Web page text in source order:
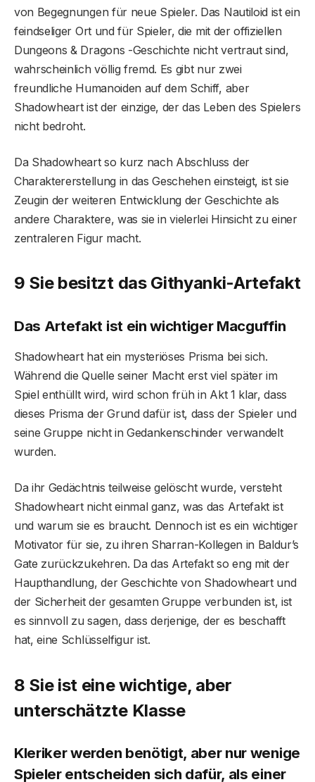
von Begegnungen für neue Spieler. Das Nautiloid ist ein
feindseliger Ort und für Spieler, die mit der offiziellen
Dungeons & Dragons -Geschichte nicht vertraut sind,
wahrscheinlich völlig fremd. Es gibt nur zwei
freundliche Humanoiden auf dem Schiff, aber
Shadowheart ist der einzige, der das Leben des Spielers
nicht bedroht.
Da Shadowheart so kurz nach Abschluss der
Charaktererstellung in das Geschehen einsteigt, ist sie
Zeugin der weiteren Entwicklung der Geschichte als
andere Charaktere, was sie in vielerlei Hinsicht zu einer
zentraleren Figur macht.
9 Sie besitzt das Githyanki-Artefakt
Das Artefakt ist ein wichtiger Macguffin
Shadowheart hat ein mysteriöses Prisma bei sich.
Während die Quelle seiner Macht erst viel später im
Spiel enthüllt wird, wird schon früh in Akt 1 klar, dass
dieses Prisma der Grund dafür ist, dass der Spieler und
seine Gruppe nicht in Gedankenschinder verwandelt
wurden.
Da ihr Gedächtnis teilweise gelöscht wurde, versteht
Shadowheart nicht einmal ganz, was das Artefakt ist
und warum sie es braucht. Dennoch ist es ein wichtiger
Motivator für sie, zu ihren Sharran-Kollegen in Baldur’s
Gate zurückzukehren. Da das Artefakt so eng mit der
Haupthandlung, der Geschichte von Shadowheart und
der Sicherheit der gesamten Gruppe verbunden ist, ist
es sinnvoll zu sagen, dass derjenige, der es beschafft
hat, eine Schlüsselfigur ist.
8 Sie ist eine wichtige, aber
unterschätzte Klasse
Kleriker werden benötigt, aber nur wenige
Spieler entscheiden sich dafür, als einer